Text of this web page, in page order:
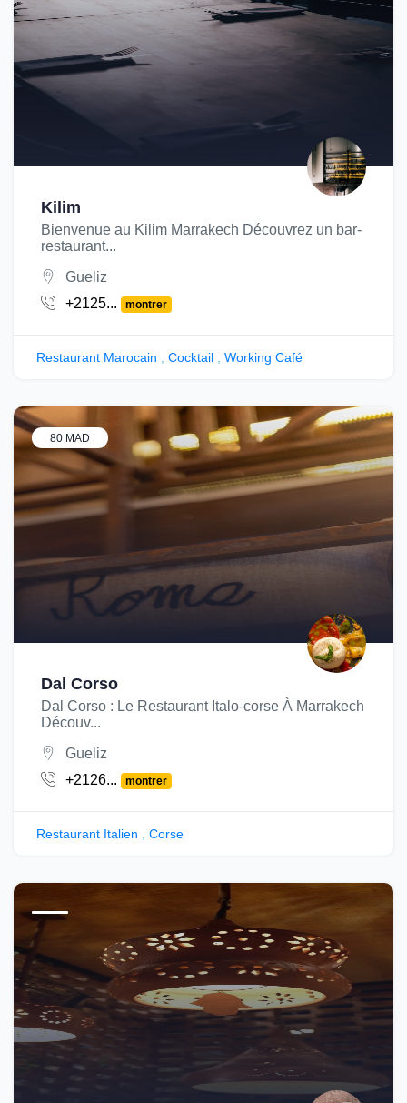
Kilim
Bienvenue au Kilim Marrakech Découvrez un bar-
restaurant...
Gueliz
+2125...
montrer
Restaurant Marocain Cocktail Working Café
80 MAD
Dal Corso
Dal Corso : Le Restaurant Italo-corse À Marrakech
Découv...
Gueliz
+2126...
montrer
Restaurant Italien Corse